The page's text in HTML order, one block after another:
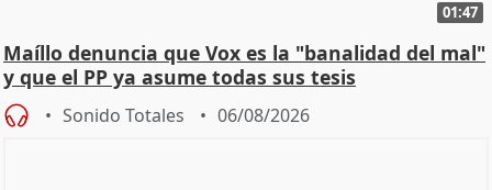
01:47
Maíllo denuncia que Vox es la "banalidad del mal"
y que el PP ya asume todas sus tesis
Sonido Totales 06/08/2026